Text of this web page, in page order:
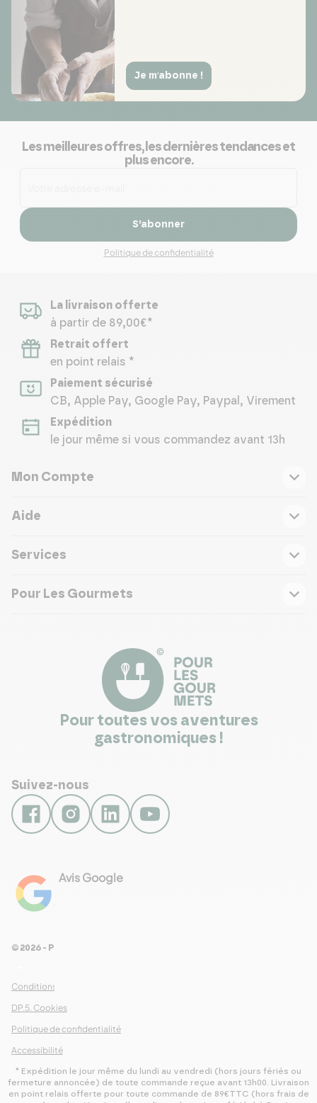
Je m'abonne !
Les meilleures offres, les dernières tendances et
plus encore.
S’abonner
Politique de confidentialité
La livraison offerte
à partir de 89,00€*
Retrait offert
en point relais *
Paiement sécurisé
CB, Apple Pay, Google Pay, Paypal, Virement
Expédition
le jour même si vous commandez avant 13h
Mon Compte
Aide
Services
Pour Les Gourmets
Pour toutes vos aventures
gastronomiques !
Suivez-nous
Avis Google
Conditions Générales de Ventes
DP.5. Cookies
Politique de confidentialité
Accessibilité
© 2026 - Pour Les Gourmets
* Expédition le jour même du lundi au vendredi (hors jours fériés ou
fermeture annoncée) de toute commande reçue avant 13h00. Livraison
en point relais offerte pour toute commande de 89€TTC (hors frais de